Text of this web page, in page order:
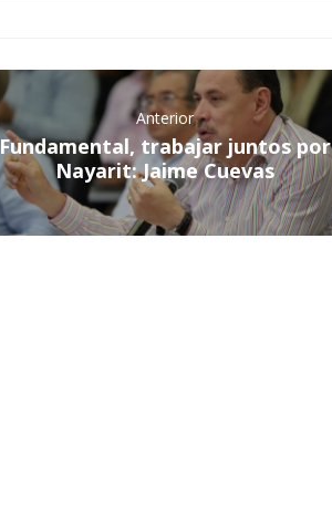
Anterior
Fundamental, trabajar juntos por
Nayarit: Jaime Cuevas